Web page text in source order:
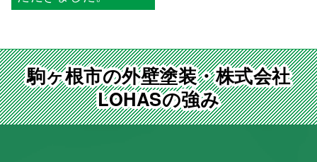
頼をいただきました
駒ヶ根市の外壁塗装・株式会社
LOHASの強み